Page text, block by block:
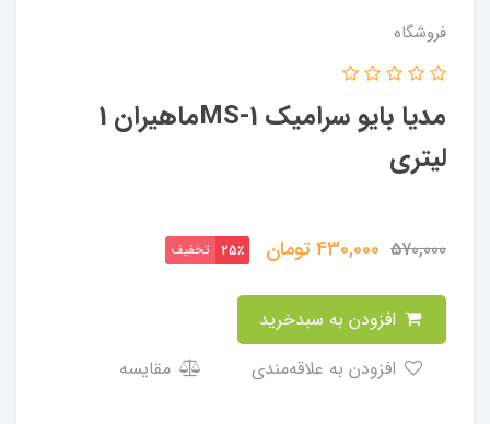
فروشگاه
مدیا بایو سرامیک MS-1ماهیران 1
لیتری
570,000
430,000تومان 25٪ تخفیف
مقایسه